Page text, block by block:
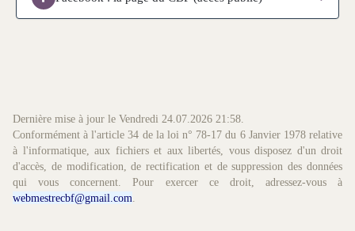
Dernière mise à jour le Vendredi 24.07.2026 21:58
Conformément à l'article 34 de la loi n° 78-17 du 6 Janvier 1978 relative
à l'informatique, aux fichiers et aux libertés, vous disposez d'un droit
d'accès, de modification, de rectification et de suppression des données
qui vous concernent. Pour exercer ce droit, adressez-vous à
webmestrecbf@gmail.com